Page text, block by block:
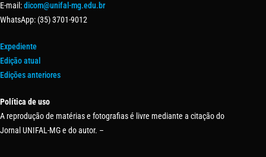
E-mail:dicom@unifal-mg.edu.br
WhatsApp: (35) 3701-9012
Expediente
Edição atual
Edições anteriores
Política de uso
A reprodução de matérias e fotografias é livre mediante a citação do
Jornal UNIFAL-MG e do autor. –